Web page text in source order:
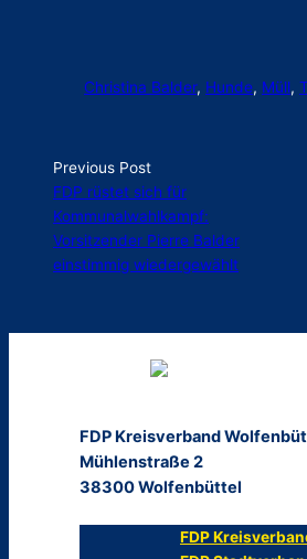
Christina Balder, Hunde, Müll,
Previous Post
FDP rüstet sich für
Kommunalwahlkampf:
Vorsitzender Pierre Balder
einstimmig wiedergewählt
FDP Kreisverband
Mühlenstraße 2
38300 Wolfenbüttel
FDP